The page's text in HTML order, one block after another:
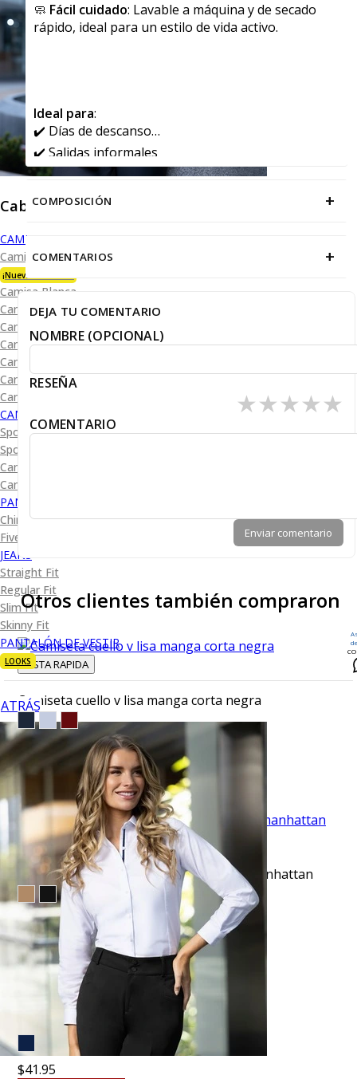
Caballero
CAMISAS
Camisa Premium Bambú
¡Nueva Colección!
Camisa Blanca
Camisa Performance
Camisa Piqué
Camisa Oxford
Camisa Lisa y Textura
Camisa Diseño
Camisa Cuadro y Raya
CAMISA SPORT
Sport Lisas
Sport Diseño
Camiseta Lisa
Camiseta Diseño
PANTALÓN CASUAL
Chino
Five Pocket
JEANS
Straight Fit
Regular Fit
Slim Fit
Skinny Fit
PANTALÓN DE VESTIR
LOOKS
ATRÁS
🧼 Fácil cuidado: Lavable a máquina y de secado
rápido, ideal para un estilo de vida activo.
Ideal para:
✔️ Días de descanso
✔️ Salidas informales
✔️ Actividades deportivas y recreativas
COMPOSICIÓN +
COMENTARIOS +
DEJA TU COMENTARIO
NOMBRE (OPCIONAL)
RESEÑA
★
★
★
★
★
COMENTARIO
Enviar comentario
Otros clientes también compraron
VISTA RAPIDA
Camiseta cuello v lisa manga corta negra
$10.99
$17.95
EVENTO ESPECIAL
VISTA RAPIDA
Pantalón casual slim fit azul active flex manhattan
$43.95
TU TERCERA PRENDA GRATIS
VISTA RAPIDA
Jeans 702 regular fit azul navy
$41.95
de